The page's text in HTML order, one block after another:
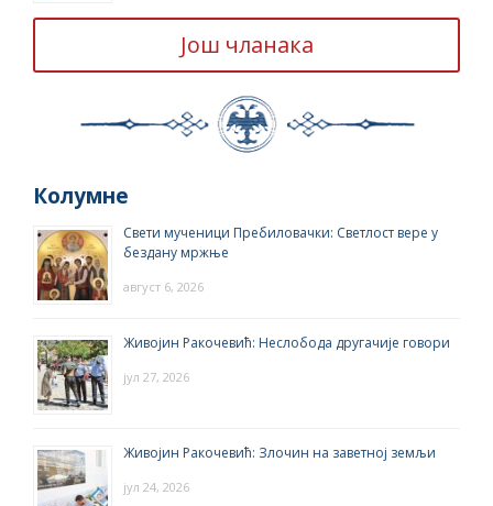
Још чланака
Колумне
Свети мученици Пребиловачки: Светлост вере у
бездану мржње
август 6, 2026
Живојин Ракочевић: Неслобода другачије говори
јул 27, 2026
Живојин Ракочевић: Злочин на заветној земљи
јул 24, 2026